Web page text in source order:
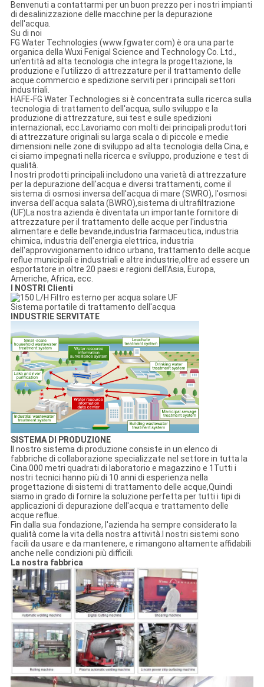
Benvenuti a contattarmi per un buon prezzo per i nostri impianti
di desalinizzazione delle macchine per la depurazione
dell'acqua.
Su di noi
FG Water Technologies (www.fgwater.com) è ora una parte
organica della Wuxi Fenigal Science and Technology Co. Ltd.,
un'entità ad alta tecnologia che integra la progettazione, la
produzione e l'utilizzo di attrezzature per il trattamento delle
acque.commercio e spedizione serviti per i principali settori
industriali.
HAFE-FG Water Technologies si è concentrata sulla ricerca sulla
tecnologia di trattamento dell'acqua, sullo sviluppo e la
produzione di attrezzature, sui test e sulle spedizioni
internazionali, ecc.Lavoriamo con molti dei principali produttori
di attrezzature originali su larga scala o di piccole e medie
dimensioni nelle zone di sviluppo ad alta tecnologia della Cina, e
ci siamo impegnati nella ricerca e sviluppo, produzione e test di
qualità.
I nostri prodotti principali includono una varietà di attrezzature
per la depurazione dell'acqua e diversi trattamenti, come il
sistema di osmosi inversa dell'acqua di mare (SWRO), l'osmosi
inversa dell'acqua salata (BWRO),sistema di ultrafiltrazione
(UF)La nostra azienda è diventata un importante fornitore di
attrezzature per il trattamento delle acque per l'industria
alimentare e delle bevande,industria farmaceutica, industria
chimica, industria dell'energia elettrica, industria
dell'approvvigionamento idrico urbano, trattamento delle acque
reflue municipali e industriali e altre industrie,oltre ad essere un
esportatore in oltre 20 paesi e regioni dell'Asia, Europa,
Americhe, Africa, ecc.
I NOSTRI Clienti
INDUSTRIE SERVITATE
SISTEMA DI PRODUZIONE
Il nostro sistema di produzione consiste in un elenco di
fabbriche di collaborazione specializzate nel settore in tutta la
Cina.000 metri quadrati di laboratorio e magazzino e 1Tutti i
nostri tecnici hanno più di 10 anni di esperienza nella
progettazione di sistemi di trattamento delle acque,Quindi
siamo in grado di fornire la soluzione perfetta per tutti i tipi di
applicazioni di depurazione dell'acqua e trattamento delle
acque reflue.
Fin dalla sua fondazione, l'azienda ha sempre considerato la
qualità come la vita della nostra attività.I nostri sistemi sono
facili da usare e da mantenere, e rimangono altamente affidabili
anche nelle condizioni più difficili.
La nostra fabbrica